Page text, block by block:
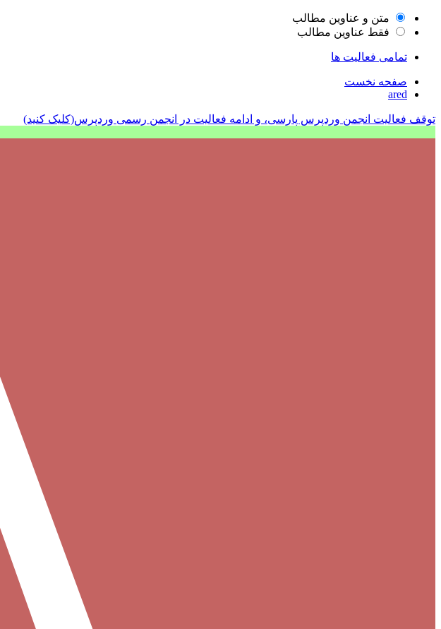
متن و عناوین مطالب
فقط عناوین مطالب
تمامی فعالیت ها
صفحه نخست
ared
توقف فعالیت انجمن وردپرس پارسی، و ادامه فعالیت در انجمن رسمی وردپرس(کلیک کنید)